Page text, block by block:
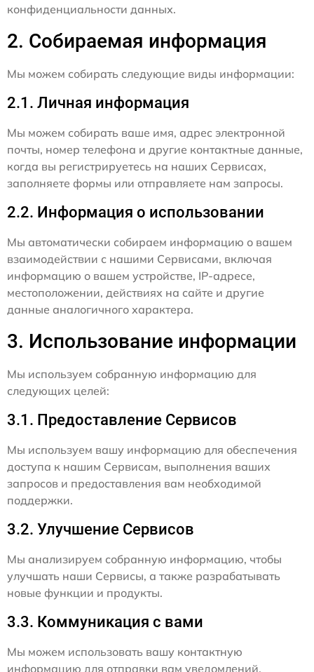
конфиденциальности данных.
2. Собираемая информация
Мы можем собирать следующие виды информации:
2.1. Личная информация
Мы можем собирать ваше имя, адрес электронной
почты, номер телефона и другие контактные данные,
когда вы регистрируетесь на наших Сервисах,
заполняете формы или отправляете нам запросы.
2.2. Информация о использовании
Мы автоматически собираем информацию о вашем
взаимодействии с нашими Сервисами, включая
информацию о вашем устройстве, IP-адресе,
местоположении, действиях на сайте и другие
данные аналогичного характера.
3. Использование информации
Мы используем собранную информацию для
следующих целей:
3.1. Предоставление Сервисов
Мы используем вашу информацию для обеспечения
доступа к нашим Сервисам, выполнения ваших
запросов и предоставления вам необходимой
поддержки.
3.2. Улучшение Сервисов
Мы анализируем собранную информацию, чтобы
улучшать наши Сервисы, а также разрабатывать
новые функции и продукты.
3.3. Коммуникация с вами
Мы можем использовать вашу контактную
информацию для отправки вам уведомлений,